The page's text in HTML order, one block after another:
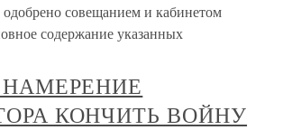
одобрено совещанием и кабинетом
содержание указанных
КОНЧИТЬ ВОЙНУ